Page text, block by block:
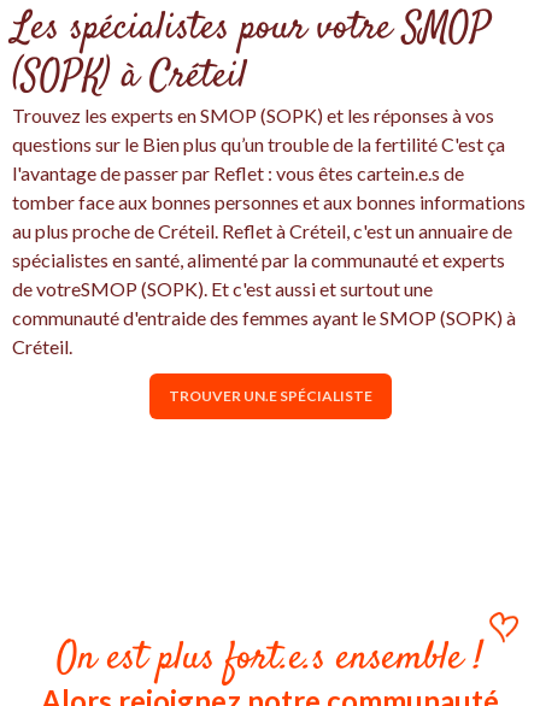
Les spécialistes pour votre SMOP
(SOPK) à Créteil
Trouvez les experts en SMOP (SOPK) et les réponses à vos
questions sur le Bien plus qu’un trouble de la fertilité C'est ça
l'avantage de passer par Reflet : vous êtes cartein.e.s de
tomber face aux bonnes personnes et aux bonnes informations
au plus proche de Créteil. Reflet à Créteil, c'est un annuaire de
spécialistes en santé, alimenté par la communauté et experts
de votreSMOP (SOPK). Et c'est aussi et surtout une
communauté d'entraide des femmes ayant le SMOP (SOPK) à
Créteil.
TROUVER UN.E SPÉCIALISTE
On est plus fort.e.s ensemble !